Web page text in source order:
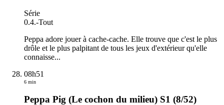
Série
0.4.-Tout
Peppa adore jouer à cache-cache. Elle trouve que c'est le plus
drôle et le plus palpitant de tous les jeux d'extérieur qu'elle
connaisse...
08h51
6 min
Peppa Pig (Le cochon du milieu) S1 (8/52)